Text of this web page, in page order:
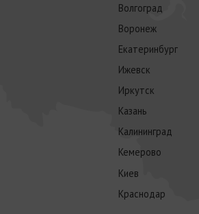
Волгоград
Воронеж
Екатеринбург
Ижевск
Иркутск
Казань
Калининград
Кемерово
Киев
Краснодар